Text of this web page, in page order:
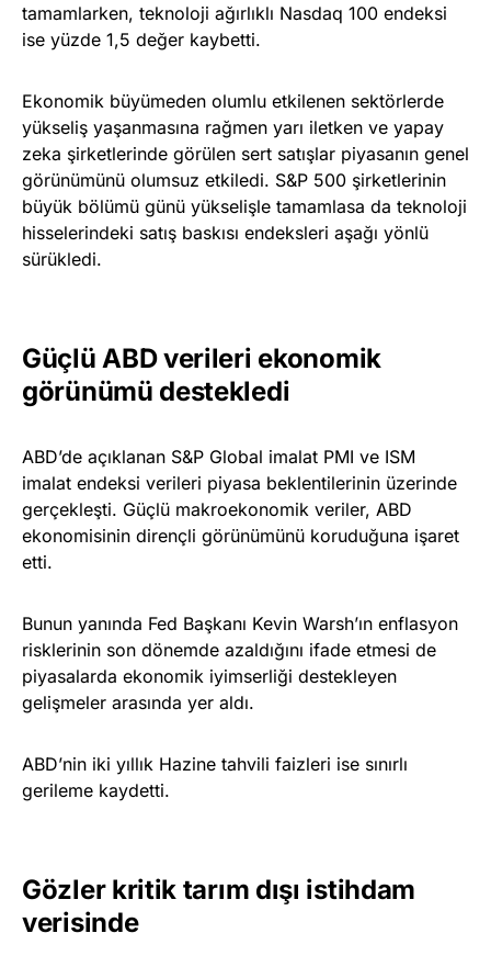
tamamlarken, teknoloji ağırlıklı Nasdaq 100 endeksi
ise yüzde 1,5 değer kaybetti.
Ekonomik büyümeden olumlu etkilenen sektörlerde
yükseliş yaşanmasına rağmen yarı iletken ve yapay
zeka şirketlerinde görülen sert satışlar piyasanın genel
görünümünü olumsuz etkiledi. S&P 500 şirketlerinin
büyük bölümü günü yükselişle tamamlasa da teknoloji
hisselerindeki satış baskısı endeksleri aşağı yönlü
sürükledi.
Güçlü ABD verileri ekonomik
görünümü destekledi
ABD’de açıklanan S&P Global imalat PMI ve ISM
imalat endeksi verileri piyasa beklentilerinin üzerinde
gerçekleşti. Güçlü makroekonomik veriler, ABD
ekonomisinin dirençli görünümünü koruduğuna işaret
etti.
Bunun yanında Fed Başkanı Kevin Warsh’ın enflasyon
risklerinin son dönemde azaldığını ifade etmesi de
piyasalarda ekonomik iyimserliği destekleyen
gelişmeler arasında yer aldı.
ABD’nin iki yıllık Hazine tahvili faizleri ise sınırlı
gerileme kaydetti.
Gözler kritik tarım dışı istihdam
verisinde